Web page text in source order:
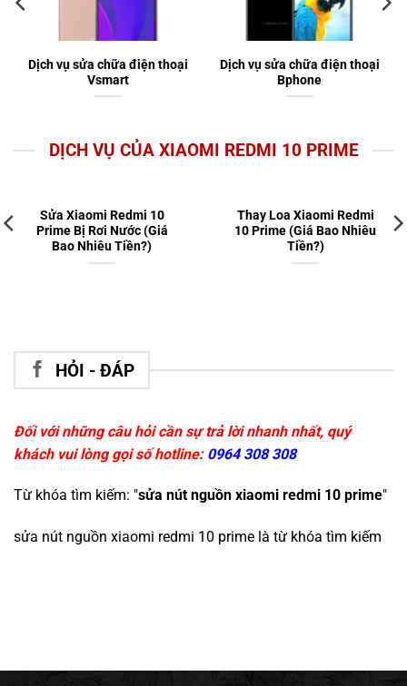
Dịch vụ sửa chữa điện thoại
Vsmart
Dịch vụ sửa chữa điện thoại
Bphone
DỊCH VỤ CỦA XIAOMI REDMI 10 PRIME
Sửa Xiaomi Redmi 10
Prime Bị Rơi Nước (Giá
Bao Nhiêu Tiền?)
Thay Loa Xiaomi Redmi
10 Prime (Giá Bao Nhiêu
Tiền?)
HỎI - ĐÁP
Đối với những câu hỏi cần sự trả lời nhanh nhất, quý
khách vui lòng gọi số hotline: 0964 308 308
Từ khóa tìm kiếm: "sửa nút nguồn xiaomi redmi 10 prime"
sửa nút nguồn xiaomi redmi 10 prime là từ khóa tìm kiếm